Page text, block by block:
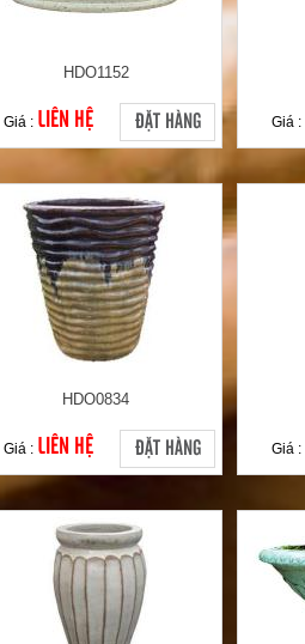
HDO1152
Giá : LIÊN HỆ ĐẶT HÀNG Giá :
HDO0834
Giá : LIÊN HỆ ĐẶT HÀNG Giá :